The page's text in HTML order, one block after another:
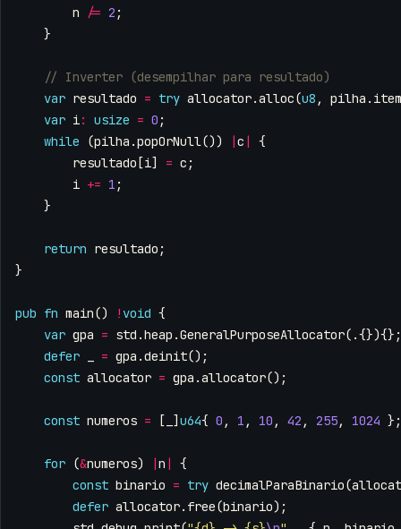
n
/= 2 ;
}
var resultado = try allocator.alloc(u8 , pilha .
var i: usize = 0 ;
while
(pilha .popOrNull()) |c |
{
resultado [i] = c ;
i += 1 ;
}
return resultado ;
}
pub fn main() ! void {
var gpa = std .heap .GeneralPurposeAllocator(.{}){};
defer
= gpa .deinit();
const allocator = gpa .allocator();
const numeros = [ ] u64{ 0 , 1 , 10 , 42 , 255, 1024 };
for (&numeros) |n |
{
const binario = try decimalParaBinario(
defer allocator. free(binario);